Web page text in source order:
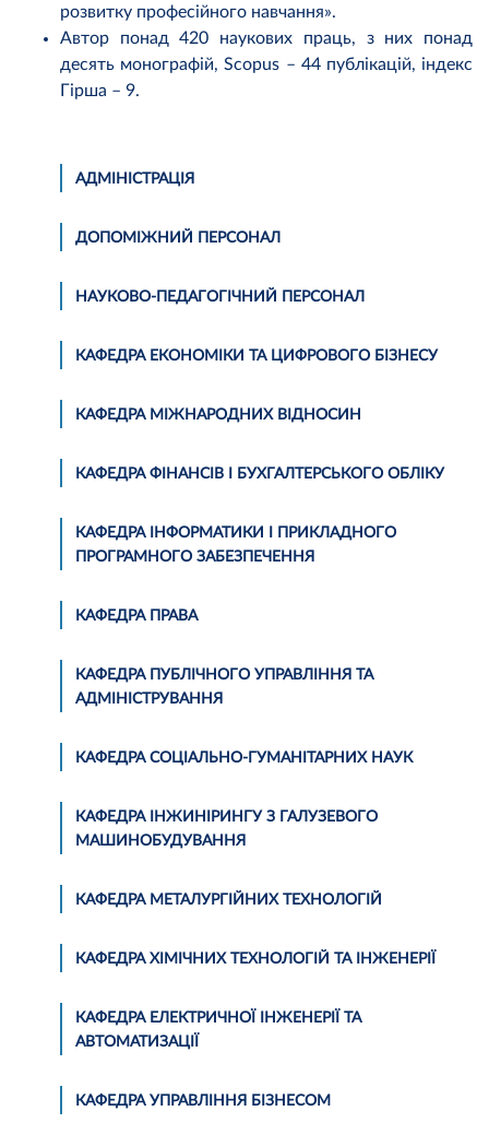
розвитку професійного навчання».
Автор понад 420 наукових праць, з них понад
десять монографій, Scopus – 44 публікацій, індекс
Гірша – 9.
АДМІНІСТРАЦІЯ
ДОПОМІЖНИЙ ПЕРСОНАЛ
НАУКОВО-ПЕДАГОГІЧНИЙ ПЕРСОНАЛ
КАФЕДРА ЕКОНОМІКИ ТА ЦИФРОВОГО БІЗНЕСУ
КАФЕДРА МІЖНАРОДНИХ ВІДНОСИН
КАФЕДРА ФІНАНСІВ І БУХГАЛТЕРСЬКОГО ОБЛІКУ
КАФЕДРА ІНФОРМАТИКИ І ПРИКЛАДНОГО
ПРОГРАМНОГО ЗАБЕЗПЕЧЕННЯ
КАФЕДРА ПРАВА
КАФЕДРА ПУБЛІЧНОГО УПРАВЛІННЯ ТА
АДМІНІСТРУВАННЯ
КАФЕДРА СОЦІАЛЬНО-ГУМАНІТАРНИХ НАУК
КАФЕДРА ІНЖИНІРИНГУ З ГАЛУЗЕВОГО
МАШИНОБУДУВАННЯ
КАФЕДРА МЕТАЛУРГІЙНИХ ТЕХНОЛОГІЙ
КАФЕДРА ХІМІЧНИХ ТЕХНОЛОГІЙ ТА ІНЖЕНЕРІЇ
КАФЕДРА ЕЛЕКТРИЧНОЇ ІНЖЕНЕРІЇ ТА
АВТОМАТИЗАЦІЇ
КАФЕДРА УПРАВЛІННЯ БІЗНЕСОМ